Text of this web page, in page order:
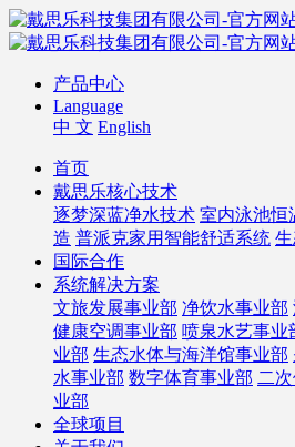
产品中心
Language
中 文 English
首页
戴思乐核心技术
逐梦深蓝净水技术 室内泳池恒
造 普派克家用智能舒适系统
国际合作
系统解决方案
文旅发展事业部 净饮水事业部
健康空调事业部 喷泉水艺事业
业部 生态水体与海洋馆事业部
水事业部 数字体育事业部 二
业部
全球项目